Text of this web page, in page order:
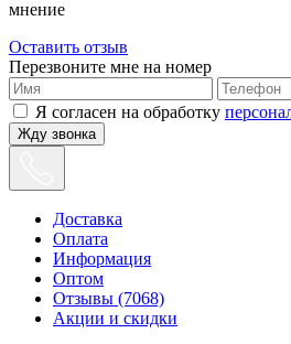
мнение
Оставить отзыв
Перезвоните мне на номер
Я согласен на обработку
Жду звонка
Доставка
Оплата
Информация
Оптом
Отзывы (7068)
Акции и скидки